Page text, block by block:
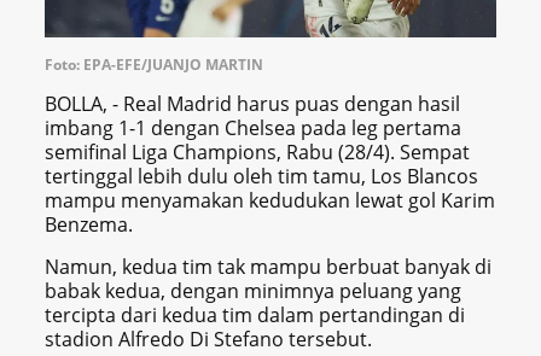
Foto: EPA-EFE/JUANJO MARTIN
BOLLA, - Real Madrid harus puas dengan hasil
imbang 1-1 dengan Chelsea pada leg pertama
semifinal Liga Champions, Rabu (28/4). Sempat
tertinggal lebih dulu oleh tim tamu, Los Blancos
mampu menyamakan kedudukan lewat gol Karim
Benzema.
Namun, kedua tim tak mampu berbuat banyak di
babak kedua, dengan minimnya peluang yang
tercipta dari kedua tim dalam pertandingan di
stadion Alfredo Di Stefano tersebut.